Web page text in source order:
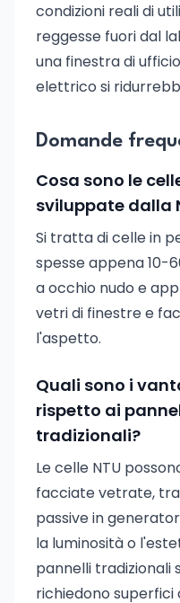
condizioni reali di
reggesse fuori dal
una finestra di
elettrico si
Domande
Cosa sono le
sviluppate dalla
Si tratta di celle in
spesse appena 10-
a occhio nudo e
vetri di finestre e
l'aspetto.
Quali sono i
rispetto ai
tradizionali?
Le celle NTU
facciate vetrate,
passive in
la luminosità o
pannelli tradizionali
richiedono superfici